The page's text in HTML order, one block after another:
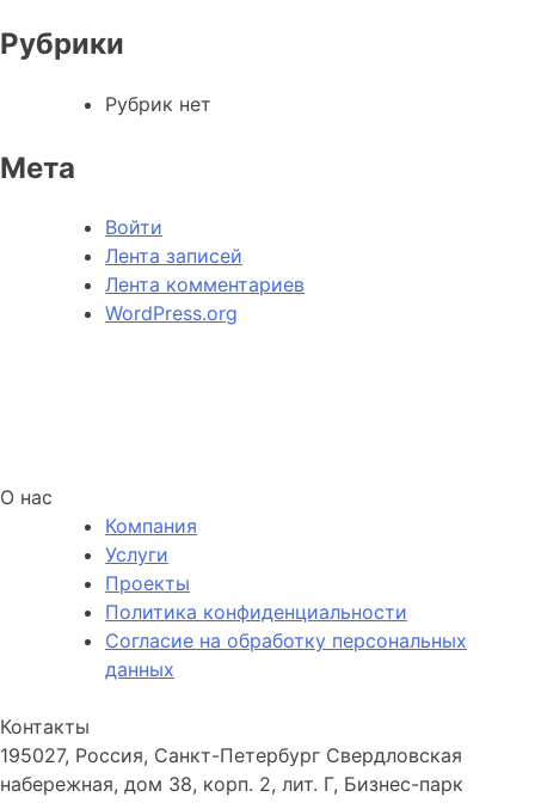
Рубрики
Рубрик нет
Мета
Войти
Лента записей
Лента комментариев
WordPress.org
О нас
Компания
Услуги
Проекты
Политика конфиденциальности
Согласие на обработку персональных
данных
Контакты
195027, Россия, Санкт-Петербург Свердловская
набережная, дом 38, корп. 2, лит. Г, Бизнес-парк